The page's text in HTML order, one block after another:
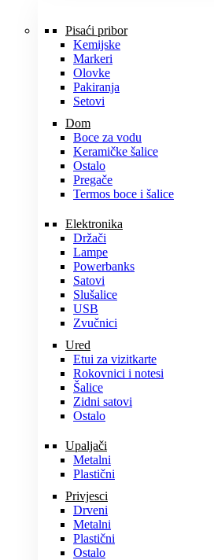
Pisaći pribor
Kemijske
Markeri
Olovke
Pakiranja
Setovi
Dom
Boce za vodu
Keramičke šalice
Ostalo
Pregače
Termos boce i šalice
Elektronika
Držači
Lampe
Powerbanks
Satovi
Slušalice
USB
Zvučnici
Ured
Etui za vizitkarte
Rokovnici i notesi
Šalice
Zidni satovi
Ostalo
Upaljači
Metalni
Plastični
Privjesci
Drveni
Metalni
Plastični
Ostalo